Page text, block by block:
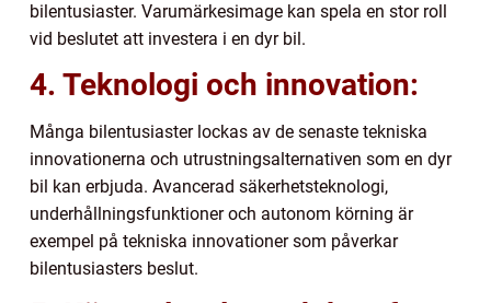
bilentusiaster. Varumärkesimage kan spela en stor roll
vid beslutet att investera i en dyr bil.
4. Teknologi och innovation:
Många bilentusiaster lockas av de senaste tekniska
innovationerna och utrustningsalternativen som en dyr
bil kan erbjuda. Avancerad säkerhetsteknologi,
underhållningsfunktioner och autonom körning är
exempel på tekniska innovationer som påverkar
bilentusiasters beslut.